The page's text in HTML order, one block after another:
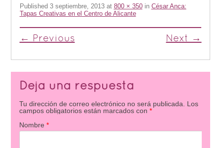
Published 3 septiembre, 2013at 800 × 350in César Anca:
Tapas Creativas en el Centro de Alicante
← Previous Next →
Deja una respuesta
Tu dirección de correo electrónico no será publicada. Los
campos obligatorios están marcados con *
Nombre *